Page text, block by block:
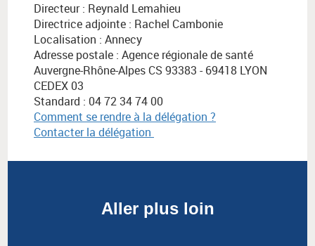
Directeur : Reynald Lemahieu
Directrice adjointe : Rachel Cambonie
Localisation : Annecy
Adresse postale : Agence régionale de santé
Auvergne-Rhône-Alpes CS 93383 - 69418 LYON
CEDEX 03
Standard : 04 72 34 74 00
Comment se rendre à la délégation ?
Contacter la délégation
Aller plus loin